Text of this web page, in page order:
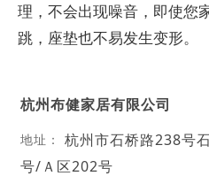
理，不会出现噪音，即使您
跳，座垫也不易发生变形。
杭州布健家居有限公司
地址：
杭州市石桥路238号
号/Ａ区202号